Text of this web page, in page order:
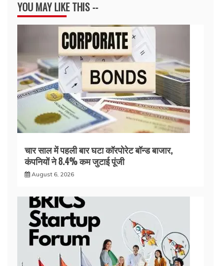
YOU MAY LIKE THIS --
चार साल में पहली बार घटा कॉरपोरेट बॉन्ड बाजार,
कंपनियों ने 8.4% कम जुटाई पूंजी
August 6, 2026